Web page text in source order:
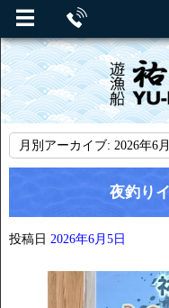
月別アーカイブ: 2026年6月
夜釣り
投稿日 2026年6月5日